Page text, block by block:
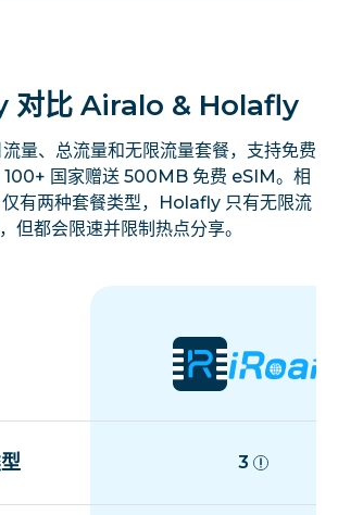
对比 Airalo & Holafly
量、总流量和无限流量套餐，支持免费
100+ 国家赠送 500MB 免费 eSIM。相
有两种套餐类型，Holafly 只有无限流
但都会限速并限制热点分享。
3